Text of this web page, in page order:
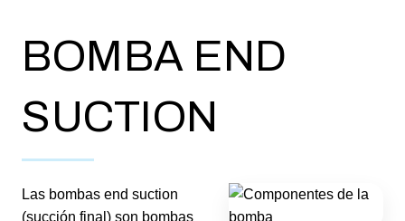
BOMBA END
SUCTION
Las bombas end suction
(succión final) son bombas